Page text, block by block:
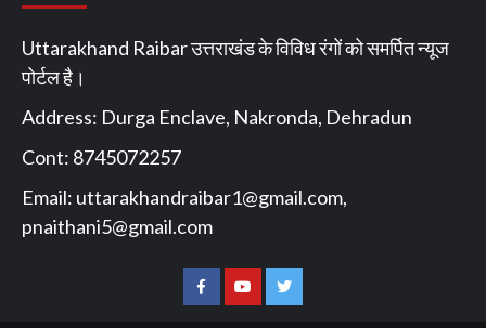
Uttarakhand Raibar उत्तराखंड के विविध रंगों को समर्पित न्यूज
पोर्टल है।
Address: Durga Enclave, Nakronda, Dehradun
Cont: 8745072257
Email: uttarakhandraibar1@gmail.com,
pnaithani5@gmail.com
Facebook
You Twitter